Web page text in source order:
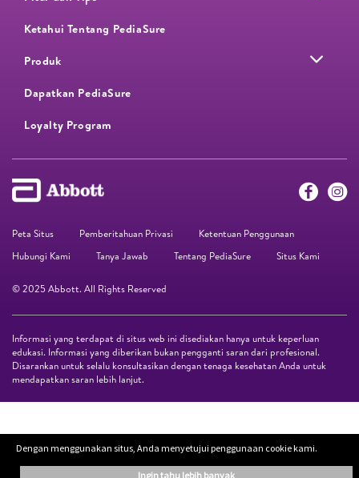
Ketahui Tentang PediaSure
Produk
Dapatkan PediaSure
Loyalty Program​
Peta Situs Pemberitahuan Privasi
Ketentuan Penggunaan
Hubungi Kami
Tanya Jawab Tentang PediaSure Situs Kami
© 2025 Abbott. All Rights Reserved
Informasi yang terdapat di situs web ini disediakan hanya untuk keperluan
edukasi. Informasi yang diberikan bukan pengganti saran dari profesional.
Disarankan untuk selalu konsultasikan dengan tenaga kesehatan Anda untuk
mendapatkan saran lebih lanjut.
Dengan menggunakan situs, Anda menyetujui penggunaan cookie kami.
ingin tahu lebih banyak